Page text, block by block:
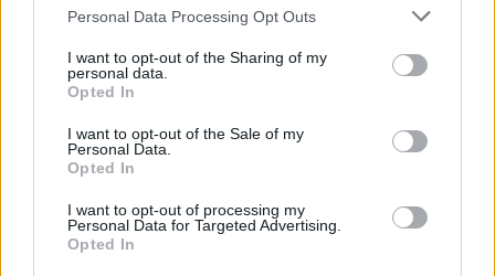
Personal Data Processing Opt Outs
I want to opt-out of the Sharing of my
personal data.
Opted In
I want to opt-out of the Sale of my
Personal Data.
Opted In
I want to opt-out of processing my
Personal Data for Targeted Advertising.
Opted In
Σπάρτη: EYECONIK με σημαντικές εκπτώσεις
στην «Ανοικτή πόλη» και τη «Λευκή νύκτα»
07/08/2026 10:53